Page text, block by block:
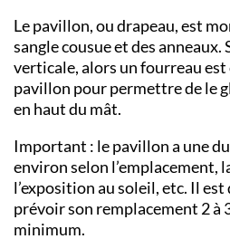
Le pavillon, ou drapeau, est
sangle cousue et des anneaux.
verticale, alors un fourreau est
pavillon pour permettre de le
en haut du mât.
Important : le pavillon a une
environ selon l’emplacement,
l’exposition au soleil, etc. Il est
prévoir son remplacement 2 à
minimum.